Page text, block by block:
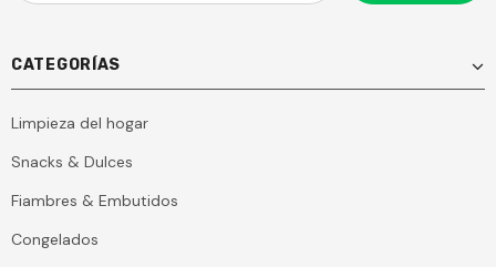
CATEGORÍAS
Limpieza del hogar
Snacks & Dulces
Fiambres & Embutidos
Congelados